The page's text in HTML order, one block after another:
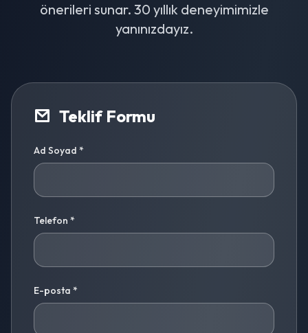
önerileri sunar. 30 yıllık deneyimimizle
yanınızdayız.
Teklif Formu
Ad Soyad *
Telefon *
E-posta *